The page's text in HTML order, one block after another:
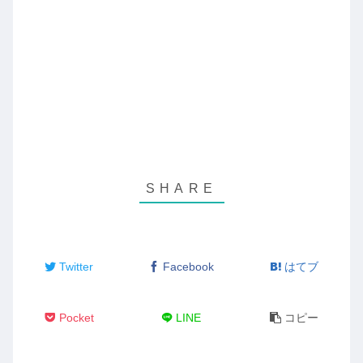
Twitter Facebook はてブ
Pocket LINE コピー